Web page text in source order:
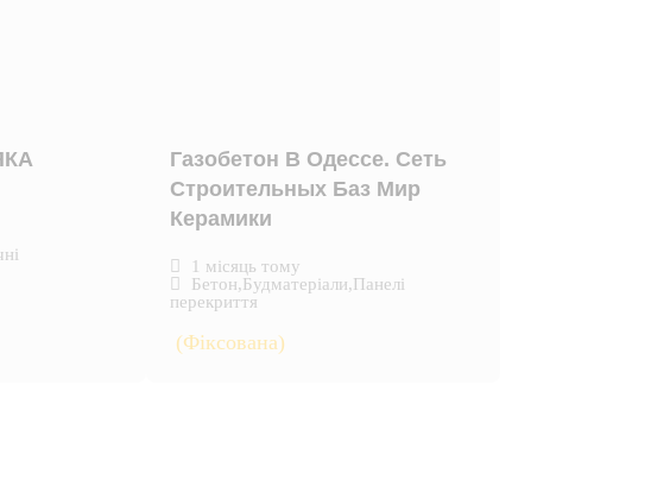
Газобетон В Одессе. Сеть
Строительных Баз Мир
Керамики
1 місяць тому
Бетон,Будматеріали,Панелі
перекриття
(Фіксована)